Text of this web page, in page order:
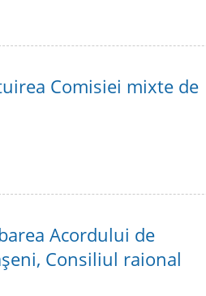
Comisiei mixte de
Acordului de
Consiliul raional